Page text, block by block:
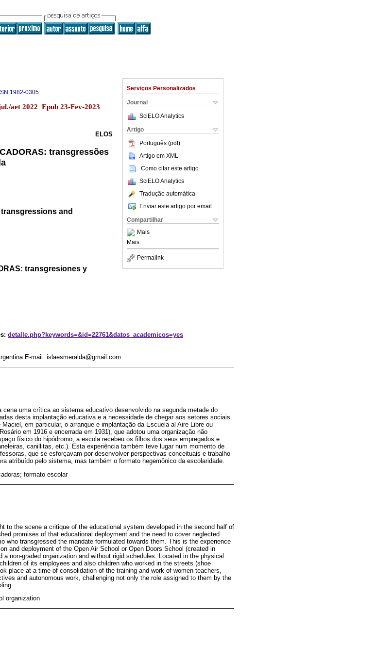
Serviços Personalizados
Journal
SciELO Analytics
Artigo
Português (pdf)
Artigo em XML
Como citar este artigo
SciELO Analytics
Tradução automática
Enviar este artigo por email
Compartilhar
Mais
Mais
Permalink
1982-0305
aet 2022 Epub 23-Fev-2023
ELOS
transgressões
transgressions and
transgresiones y
detalle.php?keywords=&id=22761&datos_academicos=yes
E-mail: islaesmeralda@gmail.com
uma crítica ao sistema educativo desenvolvido na segunda metade do
desta implantação educativa e a necessidade de chegar aos setores sociais
em particular, o arranque e implantação da Escuela al Aire Libre ou
em 1916 e encerrada em 1931), que adotou uma organização não
físico do hipódromo, a escola recebeu os filhos dos seus empregados e
canillitas, etc.). Esta experiência também teve lugar num momento de
que se esforçavam por desenvolver perspectivas conceituais e trabalho
atribuído pelo sistema, mas também o formato hegemônico da escolaridade.
formato escolar
to the scene a critique of the educational system developed in the second half of
promises of that educational deployment and the need to cover neglected
who transgressed the mandate formulated towards them. This is the experience
and deployment of the Open Air School or Open Doors School (created in
a non-graded organization and without rigid schedules. Located in the physical
of its employees and also children who worked in the streets (shoe
place at a time of consolidation of the training and work of women teachers,
and autonomous work, challenging not only the role assigned to them by the
organization